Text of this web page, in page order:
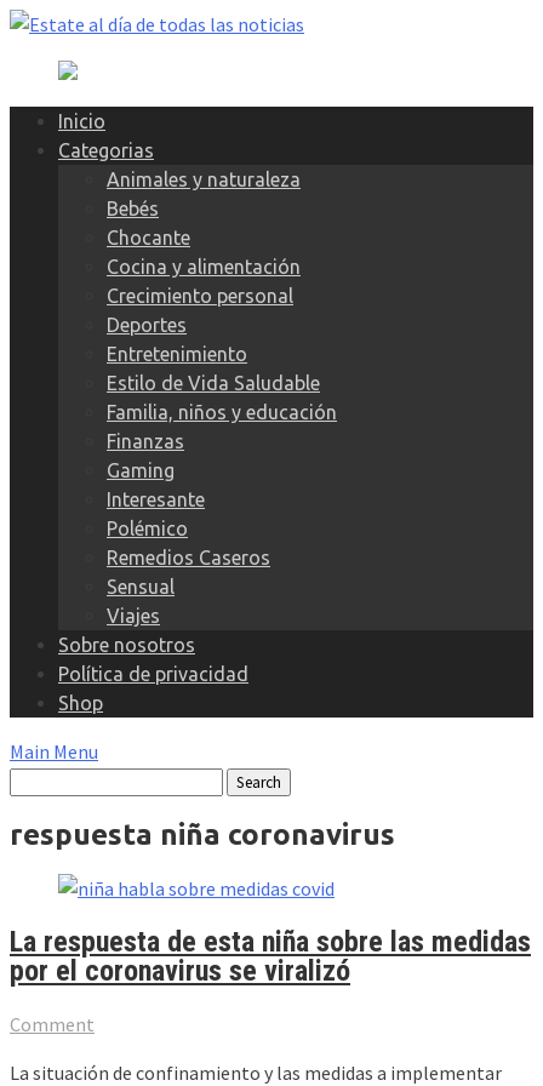
Skip
content
Inicio
Categorias
Animales y naturaleza
Bebés
Chocante
Cocina y alimentación
Crecimiento personal
Deportes
Entretenimiento
Estilo de Vida Saludable
Familia, niños y educación
Finanzas
Gaming
Interesante
Polémico
Remedios Caseros
Sensual
Viajes
Sobre nosotros
Política de privacidad
Shop
Main Menu
respuesta niña coronavirus
La respuesta de esta niña sobre las medidas
por el coronavirus se viralizó
Comment
La situación de confinamiento y las medidas a implementar